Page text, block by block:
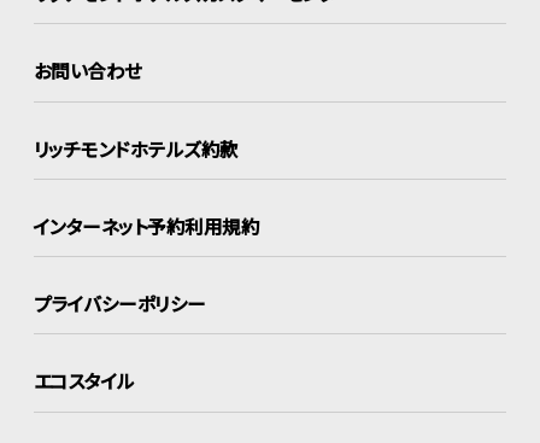
お問い合わせ
リッチモンドホテルズ約款
インターネット予約利用規約
プライバシーポリシー
エコスタイル